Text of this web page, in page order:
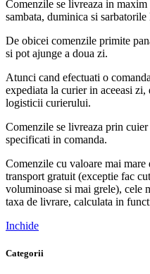
Comenzile se livreaza in
sambata, duminica si sarbatorile
De obicei comenzile primite
si pot ajunge a doua zi.
Atunci cand efectuati o
expediata la curier in aceeasi
logisticii curierului.
Comenzile se livreaza prin
specificati in comanda.
Comenzile cu valoare mai
transport gratuit (exceptie fac
voluminoase si mai grele), cele
taxa de livrare, calculata in
Inchide
Categorii